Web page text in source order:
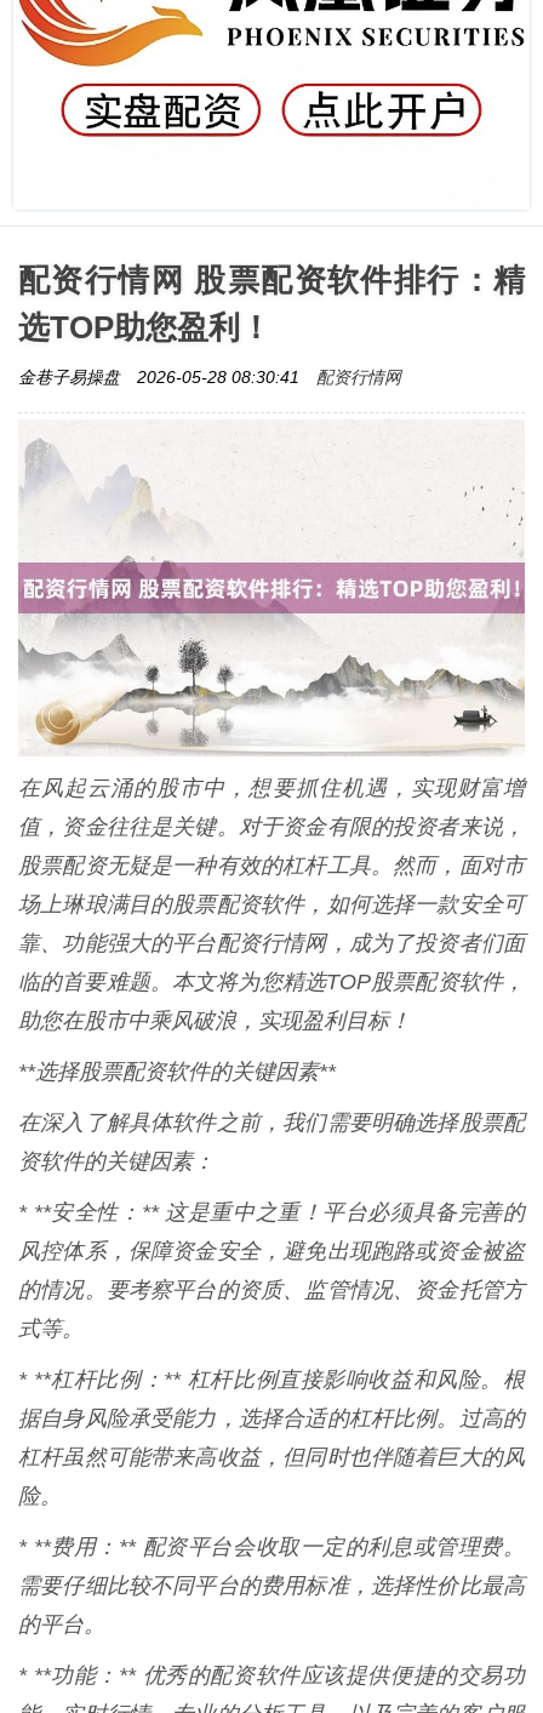
配资行情网 股票配资软件排行：精
选TOP助您盈利！
金巷子易操盘 2026-05-28 08:30:41 配资行情网
在风起云涌的股市中，想要抓住机遇，实现财富增
值，资金往往是关键。对于资金有限的投资者来说，
股票配资无疑是一种有效的杠杆工具。然而，面对市
场上琳琅满目的股票配资软件，如何选择一款安全可
靠、功能强大的平台配资行情网，成为了投资者们面
临的首要难题。本文将为您精选TOP股票配资软件，
助您在股市中乘风破浪，实现盈利目标！
**选择股票配资软件的关键因素**
在深入了解具体软件之前，我们需要明确选择股票配
资软件的关键因素：
* **安全性：** 这是重中之重！平台必须具备完善的
风控体系，保障资金安全，避免出现跑路或资金被盗
的情况。要考察平台的资质、监管情况、资金托管方
式等。
* **杠杆比例：** 杠杆比例直接影响收益和风险。根
据自身风险承受能力，选择合适的杠杆比例。过高的
杠杆虽然可能带来高收益，但同时也伴随着巨大的风
险。
* **费用：** 配资平台会收取一定的利息或管理费。
需要仔细比较不同平台的费用标准，选择性价比最高
的平台。
* **功能：** 优秀的配资软件应该提供便捷的交易功